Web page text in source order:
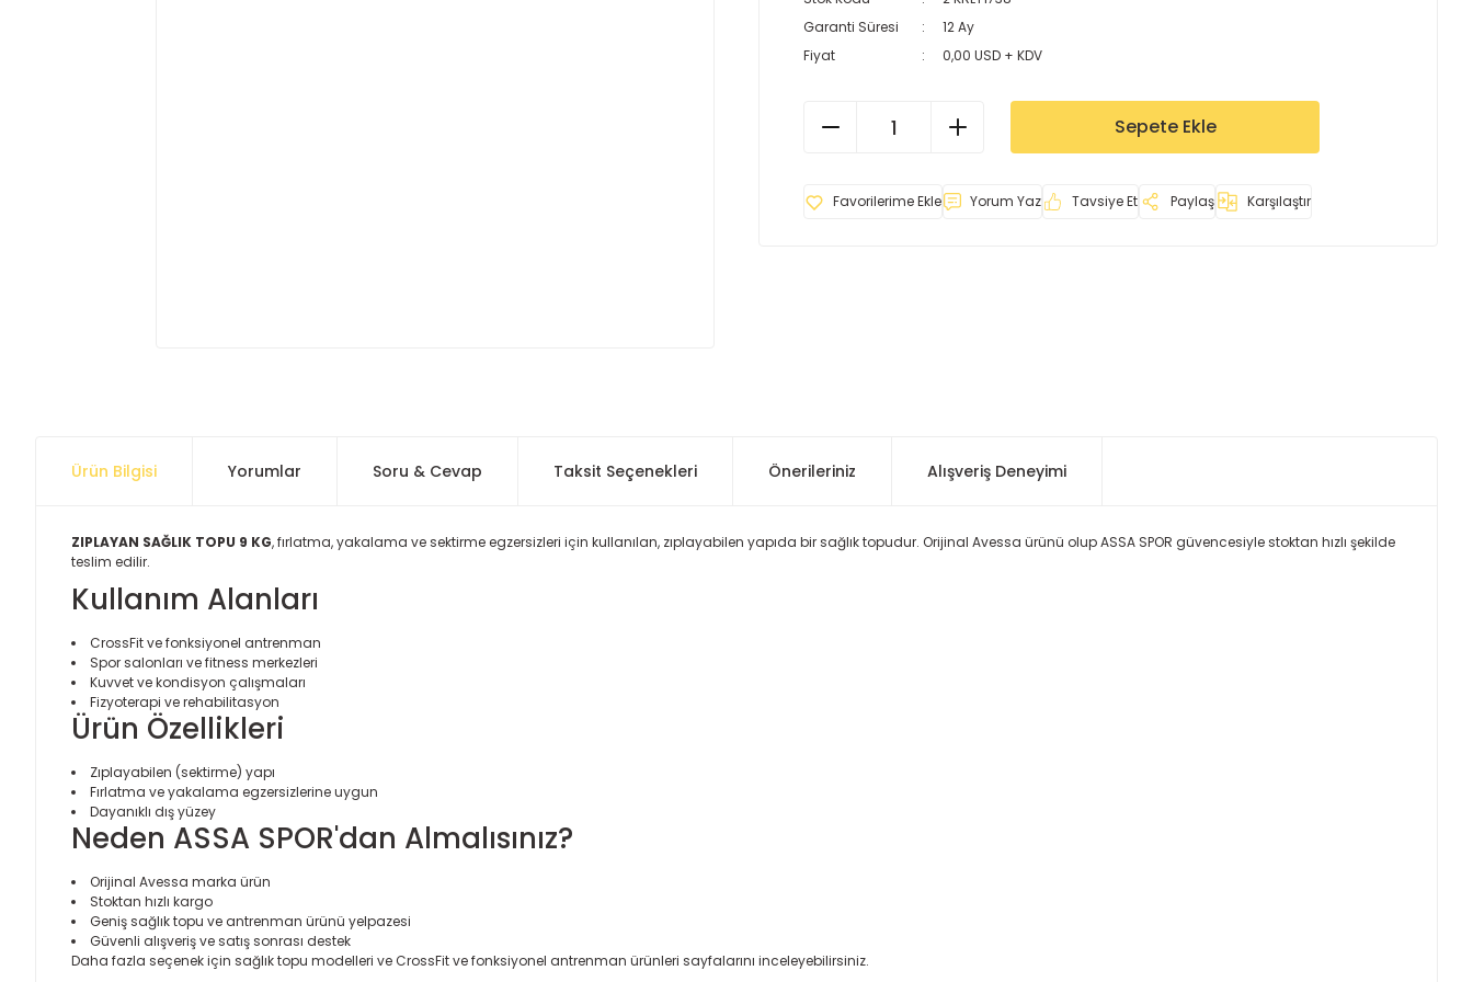
Garanti Süresi
12 Ay
Fiyat
0,00 USD + KDV
Sepete Ekle
Yorum Yaz Tavsiye Et Paylaş Karşılaştır
Ürün Bilgisi Yorumlar Soru & Cevap Taksit Seçenekleri Önerileriniz Alışveriş Deneyimi
ZIPLAYAN SAĞLIK TOPU 9 KG, fırlatma, yakalama ve sektirme egzersizleri için kullanılan, zıplayabilen yapıda bir sağlık topudur. Orijinal Avessa ürünü olup ASSA SPOR güvencesiyle stoktan hızlı şekilde
teslim edilir.
Kullanım Alanları
CrossFit ve fonksiyonel antrenman
Spor salonları ve fitness merkezleri
Kuvvet ve kondisyon çalışmaları
Fizyoterapi ve rehabilitasyon
Ürün Özellikleri
Zıplayabilen (sektirme) yapı
Fırlatma ve yakalama egzersizlerine uygun
Dayanıklı dış yüzey
Neden ASSA SPOR'dan Almalısınız?
Orijinal Avessa marka ürün
Stoktan hızlı kargo
Geniş sağlık topu ve antrenman ürünü yelpazesi
Güvenli alışveriş ve satış sonrası destek
Daha fazla seçenek için sağlık topu modelleri veCrossFit ve fonksiyonel antrenman ürünleri sayfalarını inceleyebilirsiniz.